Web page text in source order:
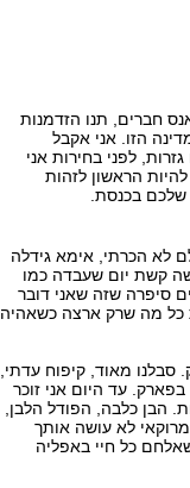
חברים, תנו הזדמנות
הזו. אני אקבל
לפני בחירות אני
הראשון לזהות
שלכם בכנסת.
מעולם לא הכרתי, אימא גידלה
קשת יום שעבדה כמו
סיפרה שזה שאני דובר
כל מה שרק ארצה כשאהיה
סבלנו מאוד, קיפוח עדתי,
עד היום אני זוכר
הבן כלבה, הפודל הלבן,
לא עושה אותך
כל חיי באפליה